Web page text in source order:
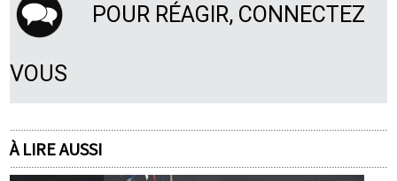
POUR RÉAGIR, CONNECTEZ
VOUS
À LIRE AUSSI